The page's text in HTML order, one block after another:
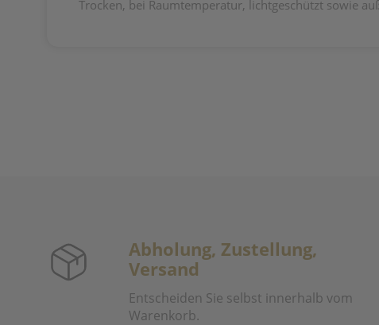
Trocken, bei Raumtemperatur, lichtgeschützt sowie
Abholung, Zustellung,
Versand
Entscheiden Sie selbst innerhalb vom
Warenkorb.